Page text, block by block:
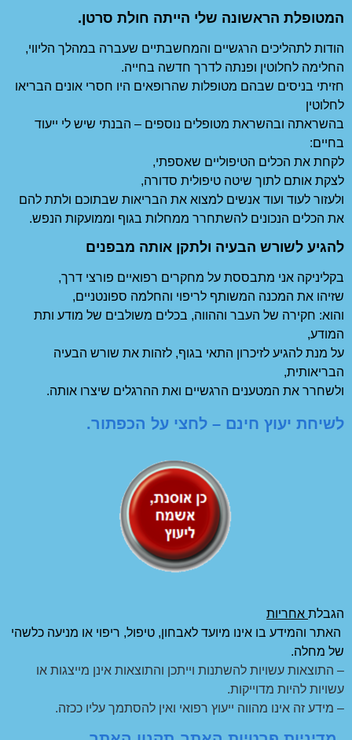
המטופלת הראשונה שלי הייתה חולת סרטן.
הודות לתהליכים הרגשיים והמחשבתיים שעברה במהלך הליווי,
החלימה לחלוטין ופנתה לדרך חדשה בחייה.
חזיתי בניסים שבהם מטופלות שהרופאים היו חסרי אונים הבריאו
לחלוטין
בהשראתה ובהשראת מטופלים נוספים – הבנתי שיש לי ייעוד
בחיים:
לקחת את הכלים הטיפוליים שאספתי,
לצקת אותם לתוך שיטה טיפולית סדורה,
ולעזור לעוד ועוד אנשים למצוא את הבריאות שבתוכם ולתת להם
את הכלים הנכונים להשתחרר ממחלות בגוף וממועקות הנפש.
להגיע לשורש הבעיה ולתקן אותה מבפנים
בקליניקה אני מתבססת על מחקרים רפואיים פורצי דרך,
שזיהו את המכנה המשותף לריפוי והחלמה ספונטניים,
והוא: חקירה של העבר וההווה, בכלים משולבים של מודע ותת
המודע,
על מנת להגיע לזיכרון התאי בגוף, לזהות את שורש הבעיה
הבריאותית,
ולשחרר את המטענים הרגשיים ואת ההרגלים שיצרו אותה.
לשיחת יעוץ חינם – לחצי על הכפתור.
הגבלת אחריות
האתר והמידע בו אינו מיועד לאבחון, טיפול, ריפוי או מניעה כלשהי
של מחלה.
– התוצאות עשויות להשתנות וייתכן והתוצאות אינן מייצגות או
עשויות להיות מדוייקות.
– מידע זה אינו מהווה ייעוץ רפואי ואין להסתמך עליו ככזה.